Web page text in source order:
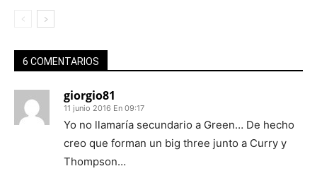
6 COMENTARIOS
giorgio81
11 junio 2016 En 09:17
Yo no llamaría secundario a Green… De hecho
creo que forman un big three junto a Curry y
Thompson…